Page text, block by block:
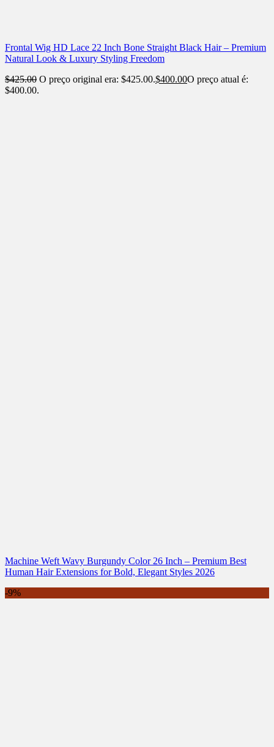
Frontal Wig HD Lace 22 Inch Bone Straight Black Hair – Premium
Natural Look & Luxury Styling Freedom
$425.00 O preço original era: $425.00.$400.00O preço atual é:
$400.00.
Machine Weft Wavy Burgundy Color 26 Inch – Premium Best
Human Hair Extensions for Bold, Elegant Styles 2026
-9%